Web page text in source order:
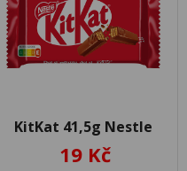
KitKat 41,5g Nestle
19 Kč